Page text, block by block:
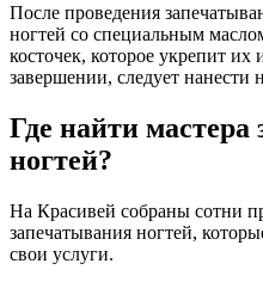
После проведения
ногтей со специальным
косточек, которое укрепит их
завершении, следует нанести
Где найти мастера
ногтей?
На Красивей собраны сотни
запечатывания ногтей,
свои услуги.